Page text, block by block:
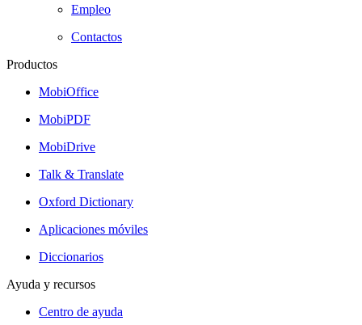
Empleo
Contactos
Productos
MobiOffice
MobiPDF
MobiDrive
Talk & Translate
Oxford Dictionary
Aplicaciones móviles
Diccionarios
Ayuda y recursos
Centro de ayuda